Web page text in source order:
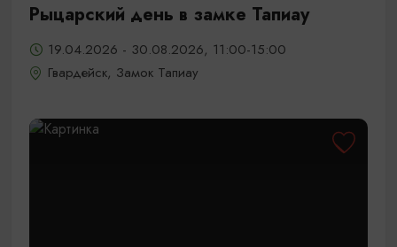
Рыцарский день в замке Тапиау
19.04.2026 - 30.08.2026, 11:00-15:00
Гвардейск, Замок Тапиау